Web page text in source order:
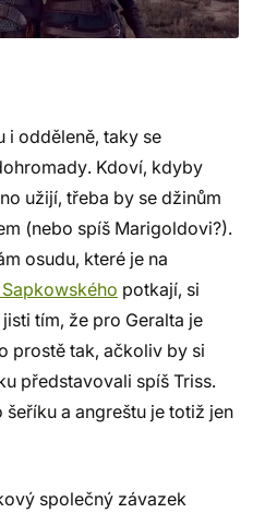
i odděleně, taky se
Kdoví, kdyby
užijí, třeba by se džinům
(nebo spíš Marigoldovi?).
osudu, které je na
potkají, si
tím, že pro Geralta je
prostě tak, ačkoliv by si
představovali spíš Triss.
a angreštu je totiž jen
společný závazek